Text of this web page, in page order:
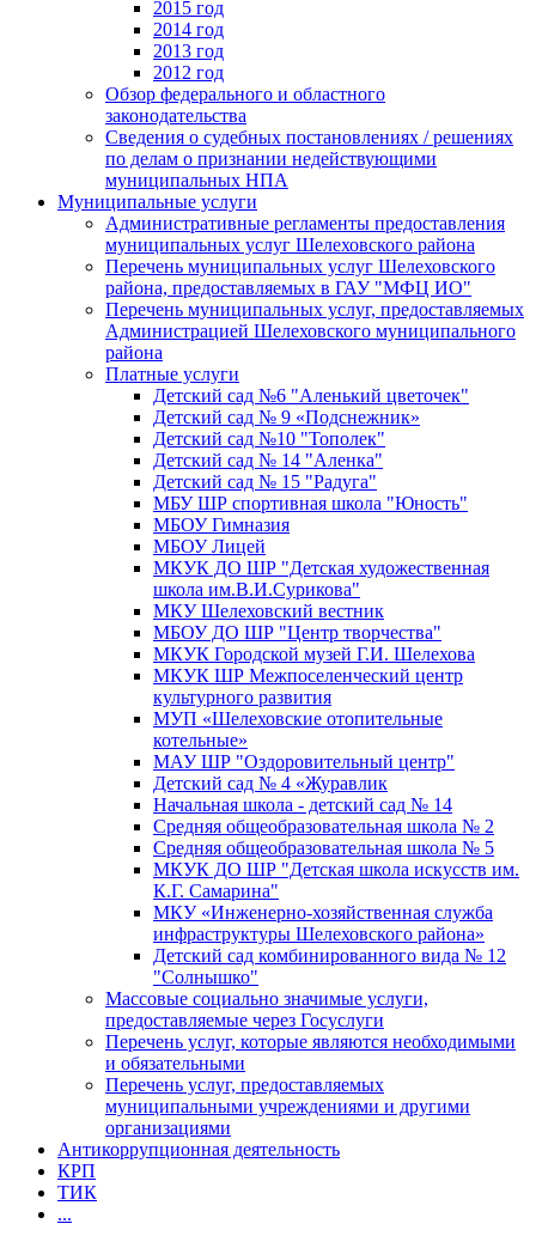
2015 год
2014 год
2013 год
2012 год
Обзор федерального и областного
законодательства
Сведения о судебных постановлениях / решениях
по делам о признании недействующими
муниципальных НПА
Муниципальные услуги
Административные регламенты предоставления
муниципальных услуг Шелеховского района
Перечень муниципальных услуг Шелеховского
района, предоставляемых в ГАУ "МФЦ ИО"
Перечень муниципальных услуг, предоставляемых
Администрацией Шелеховского муниципального
района
Платные услуги
Детский сад №6 "Аленький цветочек"
Детский сад № 9 «Подснежник»
Детский сад №10 "Тополек"
Детский сад № 14 "Аленка"
Детский сад № 15 "Радуга"
МБУ ШР спортивная школа "Юность"
МБОУ Гимназия
МБОУ Лицей
МКУК ДО ШР "Детская художественная
школа им.В.И.Сурикова"
МКУ Шелеховский вестник
МБОУ ДО ШР "Центр творчества"
МКУК Городской музей Г.И. Шелехова
МКУК ШР Межпоселенческий центр
культурного развития
МУП «Шелеховские отопительные
котельные»
МАУ ШР "Оздоровительный центр"
Детский сад № 4 «Журавлик
Начальная школа - детский сад № 14
Средняя общеобразовательная школа № 2
Средняя общеобразовательная школа № 5
МКУК ДО ШР "Детская школа искусств им.
К.Г. Самарина"
МКУ «Инженерно-хозяйственная служба
инфраструктуры Шелеховского района»
Детский сад комбинированного вида № 12
"Солнышко"
Массовые социально значимые услуги,
предоставляемые через Госуслуги
Перечень услуг, которые являются необходимыми
и обязательными
Перечень услуг, предоставляемых
муниципальными учреждениями и другими
организациями
Антикоррупционная деятельность
КРП
ТИК
...